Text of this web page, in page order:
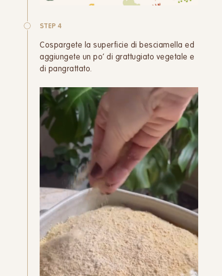
STEP 4
Cospargete la superficie di besciamella ed
aggiungete un po’ di grattugiato vegetale e
di pangrattato.